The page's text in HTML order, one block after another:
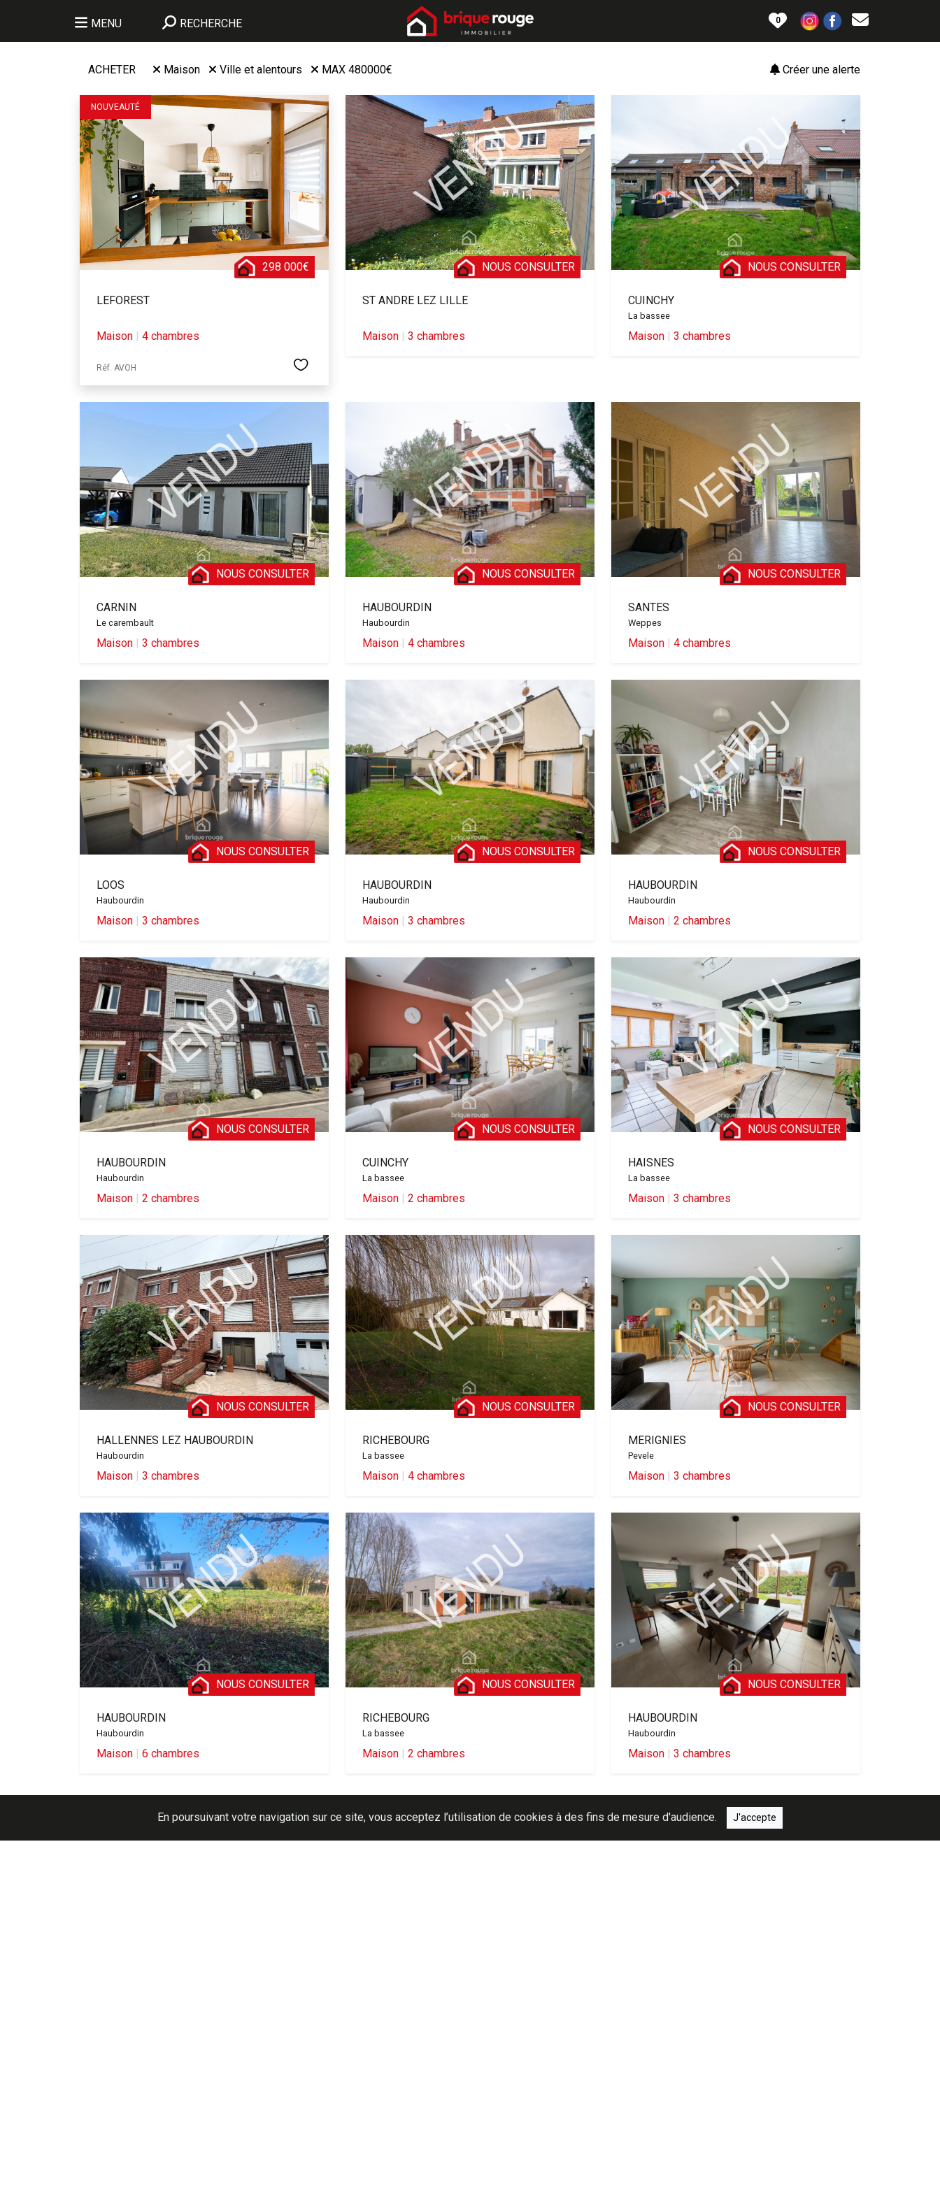
En poursuivant votre navigation sur ce site, vous acceptez l’utilisation de cookies à des fins de mesure d'audience. J'accepte
MENU RECHERCHE 0
Créer une alerte
ACHETER Maison Ville et alentours MAX 480000€
NOUVEAUTÉ
298 000€
LEFOREST
Maison | 4 chambres
Réf. AVOH
NOUS CONSULTER
ST ANDRE LEZ LILLE
Maison | 3 chambres
NOUS CONSULTER
CUINCHY
La bassee
Maison | 3 chambres
NOUS CONSULTER
CARNIN
Le carembault
Maison | 3 chambres
NOUS CONSULTER
HAUBOURDIN
Haubourdin
Maison | 4 chambres
NOUS CONSULTER
SANTES
Weppes
Maison | 4 chambres
NOUS CONSULTER
LOOS
Haubourdin
Maison | 3 chambres
NOUS CONSULTER
HAUBOURDIN
Haubourdin
Maison | 3 chambres
NOUS CONSULTER
HAUBOURDIN
Haubourdin
Maison | 2 chambres
NOUS CONSULTER
HAUBOURDIN
Haubourdin
Maison | 2 chambres
NOUS CONSULTER
CUINCHY
La bassee
Maison | 2 chambres
NOUS CONSULTER
HAISNES
La bassee
Maison | 3 chambres
NOUS CONSULTER
HALLENNES LEZ HAUBOURDIN
Haubourdin
Maison | 3 chambres
NOUS CONSULTER
RICHEBOURG
La bassee
Maison | 4 chambres
NOUS CONSULTER
MERIGNIES
Pevele
Maison | 3 chambres
NOUS CONSULTER
HAUBOURDIN
Haubourdin
Maison | 6 chambres
NOUS CONSULTER
RICHEBOURG
La bassee
Maison | 2 chambres
NOUS CONSULTER
HAUBOURDIN
Haubourdin
Maison | 3 chambres